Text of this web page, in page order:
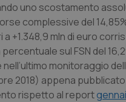
Giulia
& coronaropatie
Atopica
glucometri
uno scostamento
complessive del
a +1.348,9 mln di euro
percentuale sul FSN del
monitoraggio
2018) appena
rispetto al report